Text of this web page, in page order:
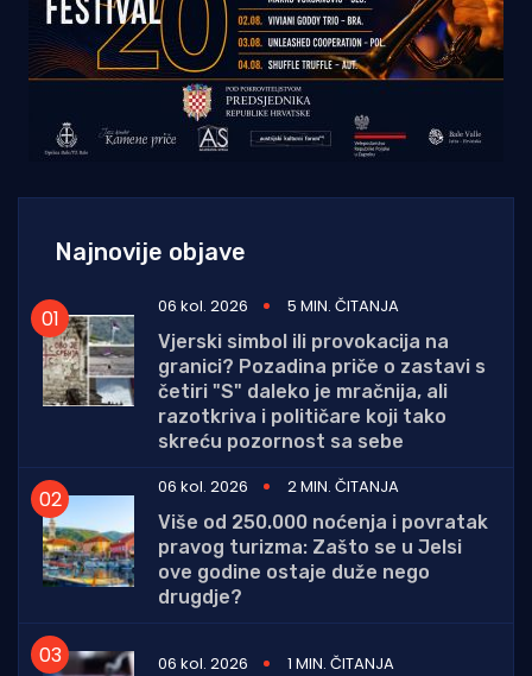
Najnovije objave
06 kol. 2026
5 MIN. ČITANJA
Vjerski simbol ili provokacija na
granici? Pozadina priče o zastavi s
četiri "S" daleko je mračnija, ali
razotkriva i političare koji tako
skreću pozornost sa sebe
06 kol. 2026
2 MIN. ČITANJA
Više od 250.000 noćenja i povratak
pravog turizma: Zašto se u Jelsi
ove godine ostaje duže nego
drugdje?
06 kol. 2026
1 MIN. ČITANJA